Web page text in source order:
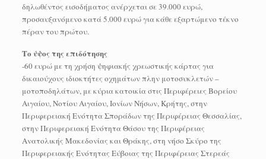
δηλωθέντος εισοδήματος ανέρχεται σε 39.000 ευρώ,
προσαυξανόμενο κατά 5.000 ευρώ για κάθε εξαρτώμενο τέκνο
πέραν του πρώτου.
Το ύψος της επιδότησης
-60 ευρώ με τη χρήση ψηφιακής χρεωστικής κάρτας για
δικαιούχους ιδιοκτήτες οχημάτων πλην μοτοσυκλετών –
μοτοποδηλάτων, με κύρια κατοικία στις Περιφέρειες Βορείου
Αιγαίου, Νοτίου Αιγαίου, Ιονίων Νήσων, Κρήτης, στην
Περιφερειακή Ενότητα Σποράδων της Περιφέρειας Θεσσαλίας,
στην Περιφερειακή Ενότητα Θάσου της Περιφέρειας
Ανατολικής Μακεδονίας και Θράκης, στη νήσο Σκύρο της
Περιφερειακής Ενότητας Εύβοιας της Περιφέρειας Στερεάς